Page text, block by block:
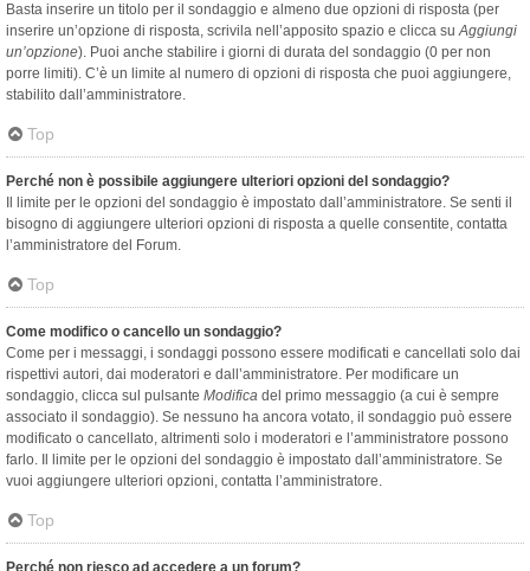
Basta inserire un titolo per il sondaggio e almeno due opzioni di risposta (per
inserire un’opzione di risposta, scrivila nell’apposito spazio e clicca suAggiungi
un’opzione). Puoi anche stabilire i giorni di durata del sondaggio (0 per non
porre limiti). C’è un limite al numero di opzioni di risposta che puoi aggiungere,
stabilito dall’amministratore.
Top
Perché non è possibile aggiungere ulteriori opzioni del sondaggio?
Il limite per le opzioni del sondaggio è impostato dall’amministratore. Se senti il
bisogno di aggiungere ulteriori opzioni di risposta a quelle consentite, contatta
l’amministratore del Forum.
Top
Come modifico o cancello un sondaggio?
Come per i messaggi, i sondaggi possono essere modificati e cancellati solo dai
rispettivi autori, dai moderatori e dall’amministratore. Per modificare un
sondaggio, clicca sul pulsante Modifica del primo messaggio (a cui è sempre
associato il sondaggio). Se nessuno ha ancora votato, il sondaggio può essere
modificato o cancellato, altrimenti solo i moderatori e l’amministratore possono
farlo. Il limite per le opzioni del sondaggio è impostato dall’amministratore. Se
vuoi aggiungere ulteriori opzioni, contatta l’amministratore.
Top
Perché non riesco ad accedere a un forum?